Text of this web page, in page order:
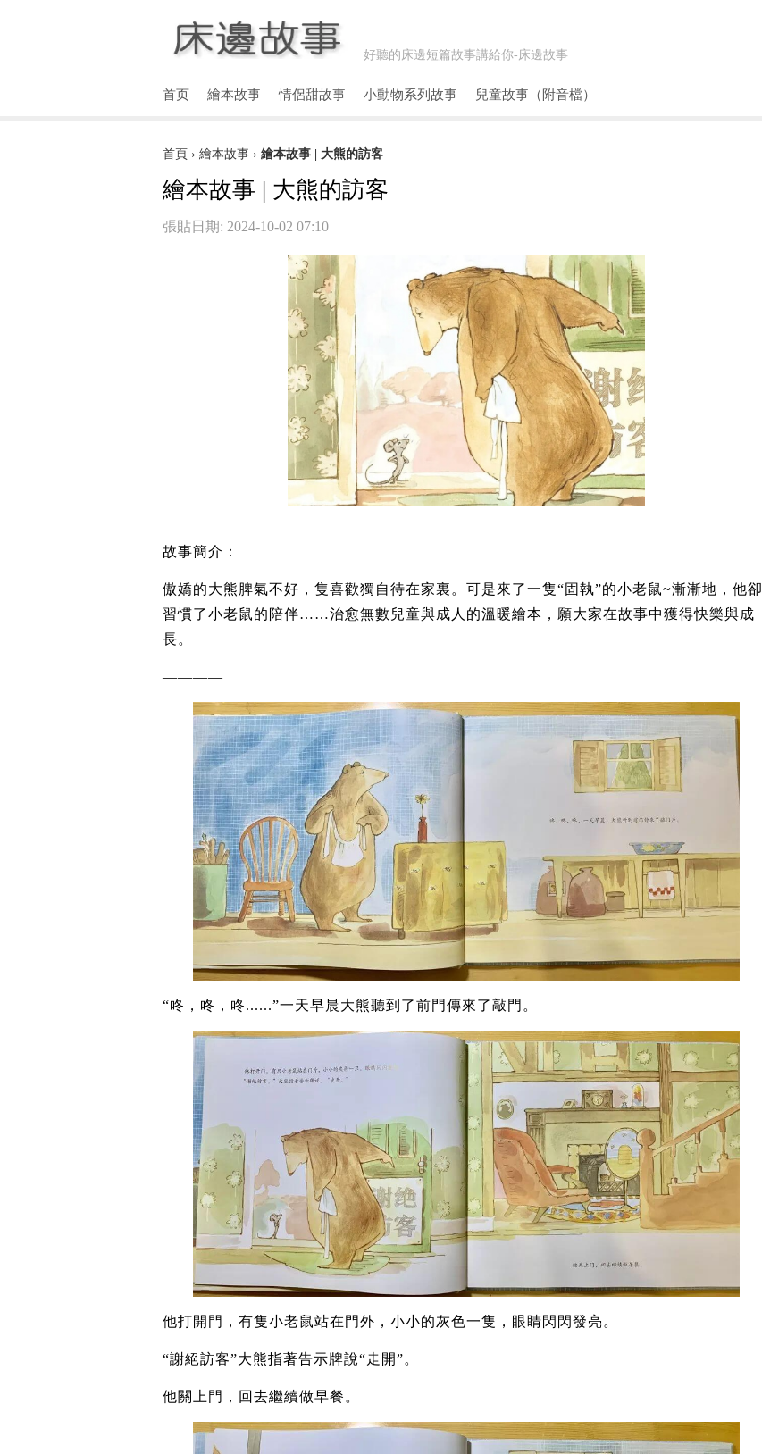
好聽的床邊短篇故事講給你-床邊故事
首页 繪本故事 情侶甜故事 小動物系列故事 兒童故事（附音檔）
首頁 › 繪本故事 › 繪本故事 | 大熊的訪客
繪本故事 | 大熊的訪客
張貼日期: 2024-10-02 07:10
故事簡介：
傲嬌的大熊脾氣不好，隻喜歡獨自待在家裏。可是來了一隻“固執”的小老鼠~漸漸地，他卻
習慣了小老鼠的陪伴……治愈無數兒童與成人的溫暖繪本，願大家在故事中獲得快樂與成
長。
————
“咚，咚，咚......”一天早晨大熊聽到了前門傳來了敲門。
他打開門，有隻小老鼠站在門外，小小的灰色一隻，眼睛閃閃發亮。
“謝絕訪客”大熊指著告示牌說“走開”。
他關上門，回去繼續做早餐。